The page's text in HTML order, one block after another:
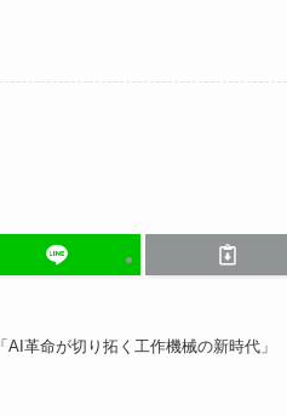
「AI革命が切り拓く工作機械の新時代」